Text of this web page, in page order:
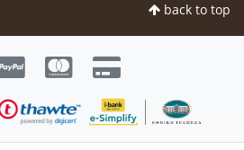
back to top